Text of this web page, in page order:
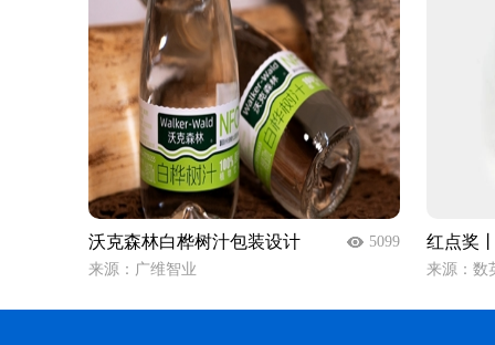
5099
沃克森林白桦树汁包装设计
来源：广维智业
红点奖
来源：数